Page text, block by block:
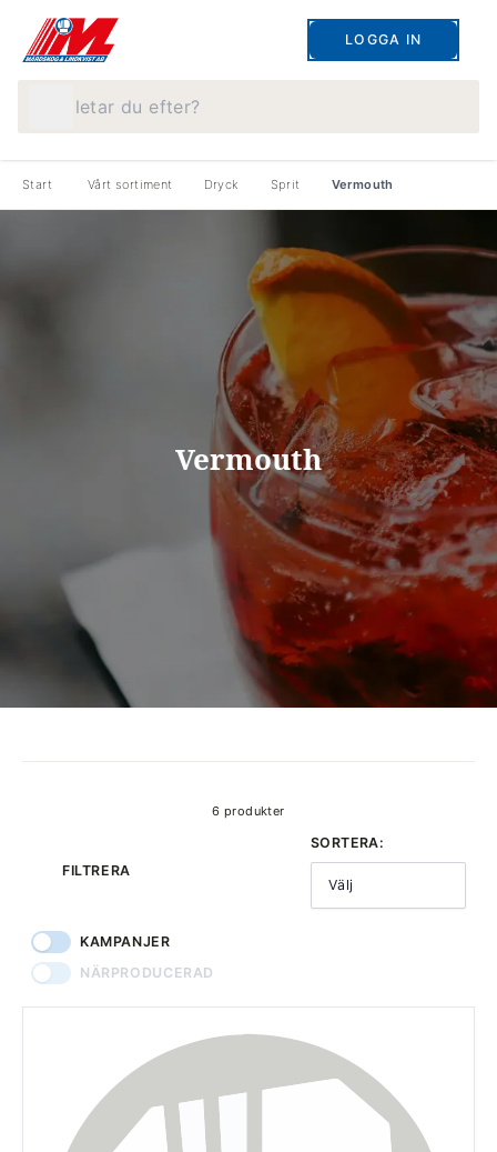
LOGGA IN
Start Vårt sortiment Dryck Sprit Vermouth
Vermouth
6 produkter
FILTRERA
SORTERA:
Välj
KAMPANJER
NÄRPRODUCERAD